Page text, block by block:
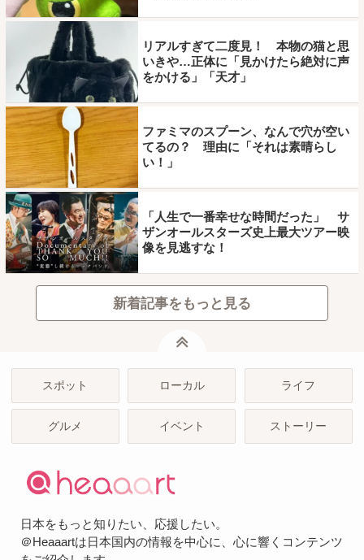
リアルすぎて二度見！ 本物の猫と思
いきや…正体に「見かけたら絶対に声
をかける」「天才」
ファミマのスプーン、なんで穴が空い
てるの？ 理由に「それは素晴らし
い！」
「人生で一番幸せな時間だった」 サ
ザンオールスターズ史上最大ツアー映
像を見逃すな！
新着記事をもっと見る
スポット ローカル ライフ
グルメ イベント ストーリー
日本をもっと知りたい、応援したい。
＠Heaaartは日本国内の情報を中心に、心に響くコンテンツ